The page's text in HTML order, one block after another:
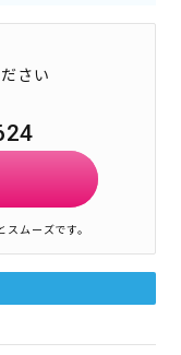
さい
ムーズです。